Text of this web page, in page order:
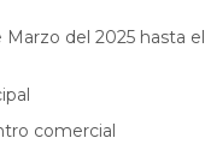
Marzo del 2025 hasta
comercial